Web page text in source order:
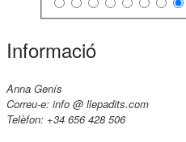
Informació
Anna Genís
Correu-e: info @ llepadits.com
Telèfon: +34 656 428 506